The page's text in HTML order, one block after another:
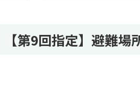
【第9回指定】避難